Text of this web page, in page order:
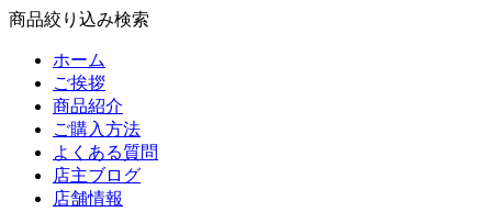
商品絞り込み検索
ホーム
ご挨拶
商品紹介
ご購入方法
よくある質問
店主ブログ
店舗情報